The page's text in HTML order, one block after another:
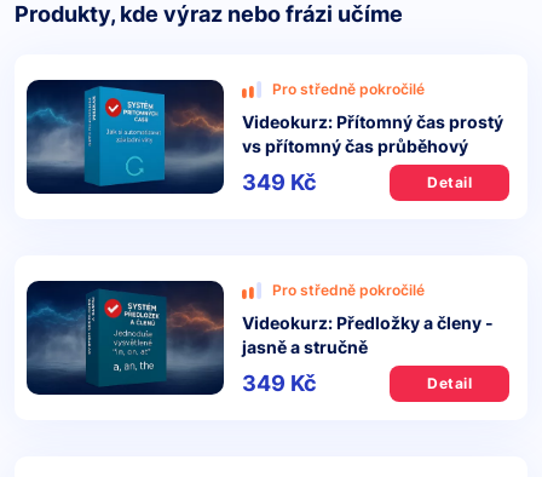
Produkty, kde výraz nebo frázi učíme
Pro středně pokročilé
Videokurz: Přítomný čas prostý
vs přítomný čas průběhový
349 Kč Detail
Pro středně pokročilé
Videokurz: Předložky a členy -
jasně a stručně
349 Kč Detail